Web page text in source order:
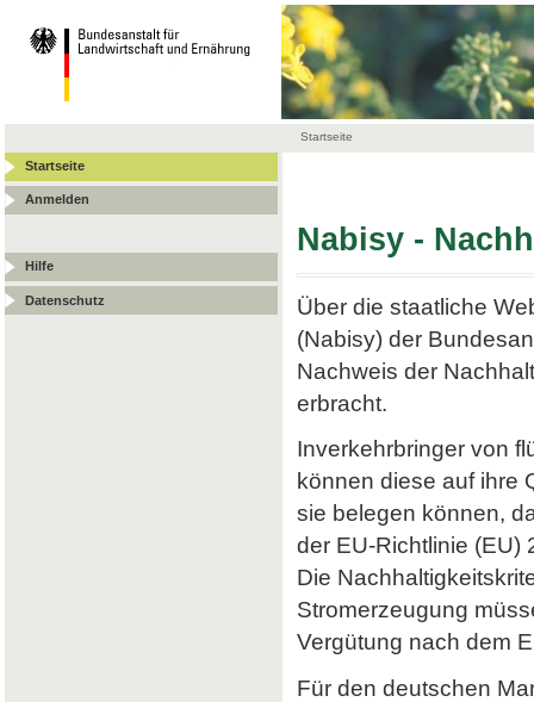
Startseite
Startseite
Anmelden
Hilfe
Datenschutz
Nabisy -
Über die staatliche
(Nabisy) der
Nachweis der
erbracht.
Inverkehrbringer von
können diese auf ihre
sie belegen können,
der EU-Richtlinie (EU)
Die
Stromerzeugung
Vergütung nach dem
Für den deutschen